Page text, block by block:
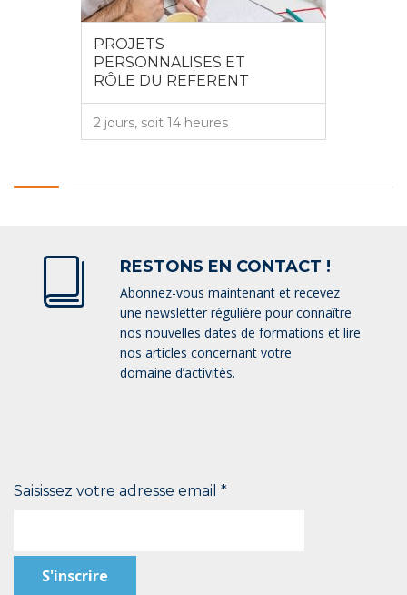
PROJETS
PERSONNALISES ET
RÔLE DU REFERENT
2 jours, soit 14 heures
RESTONS EN CONTACT !
Abonnez-vous maintenant et recevez
une newsletter régulière pour connaître
nos nouvelles dates de formations et lire
nos articles concernant votre
domaine d’activités.
Saisissez votre adresse email *